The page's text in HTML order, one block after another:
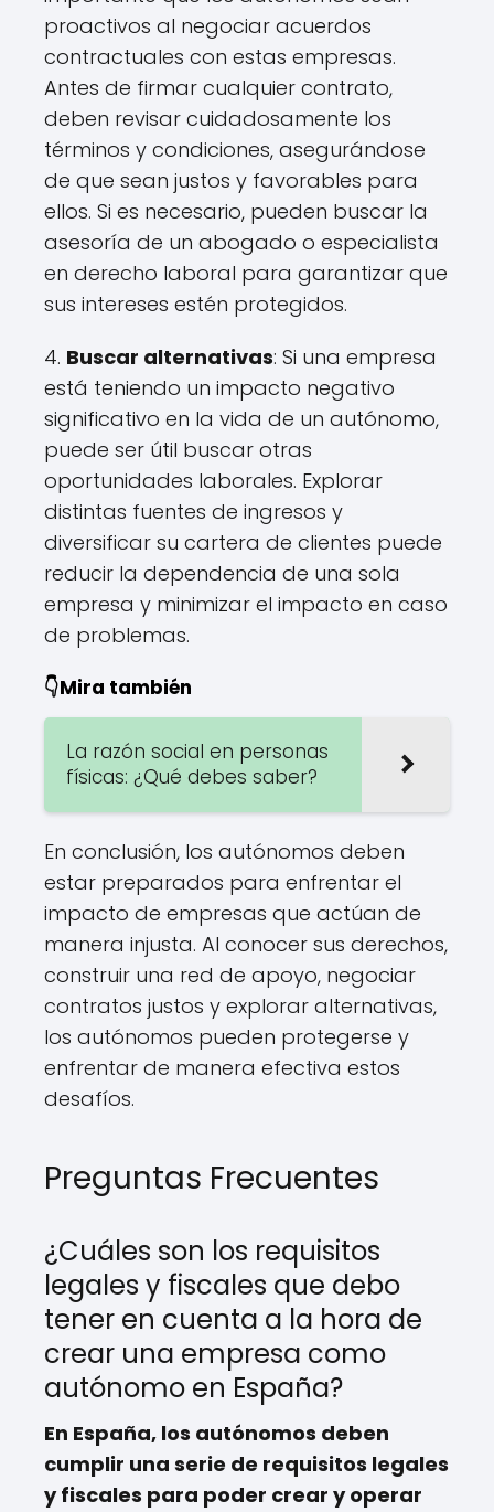
proactivos al negociar acuerdos
contractuales con estas empresas.
Antes de firmar cualquier contrato,
deben revisar cuidadosamente los
términos y condiciones, asegurándose
de que sean justos y favorables para
ellos. Si es necesario, pueden buscar la
asesoría de un abogado o especialista
en derecho laboral para garantizar que
sus intereses estén protegidos.
4. Buscar alternativas: Si una empresa
está teniendo un impacto negativo
significativo en la vida de un autónomo,
puede ser útil buscar otras
oportunidades laborales. Explorar
distintas fuentes de ingresos y
diversificar su cartera de clientes puede
reducir la dependencia de una sola
empresa y minimizar el impacto en caso
de problemas.
👇Mira también
La razón social en personas
físicas: ¿Qué debes saber?
En conclusión, los autónomos deben
estar preparados para enfrentar el
impacto de empresas que actúan de
manera injusta. Al conocer sus derechos,
construir una red de apoyo, negociar
contratos justos y explorar alternativas,
los autónomos pueden protegerse y
enfrentar de manera efectiva estos
desafíos.
Preguntas Frecuentes
¿Cuáles son los requisitos
legales y fiscales que debo
tener en cuenta a la hora de
crear una empresa como
autónomo en España?
En España, los autónomos deben
cumplir una serie de requisitos legales
y fiscales para poder crear y operar